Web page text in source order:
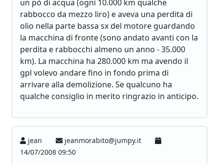
un pò di acqua (ogni 10.000 km qualche
rabbocco da mezzo liro) e aveva una perdita di
olio nella parte bassa sx del motore guardando
la macchina di fronte (sono andato avanti con la
perdita e rabbocchi almeno un anno - 35.000
km). La macchina ha 280.000 km ma avendo il
gpl volevo andare fino in fondo prima di
arrivare alla demolizione. Se qualcuno ha
qualche consiglio in merito ringrazio in anticipo.
jean
jeanmorabito@jumpy.it
14/07/2008 09:50